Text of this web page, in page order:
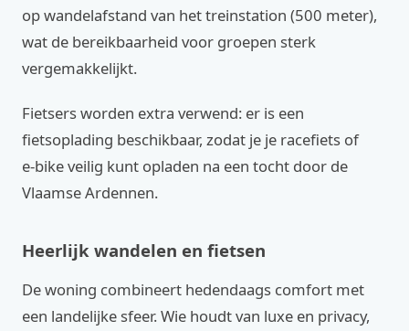
op wandelafstand van het treinstation (500 meter),
wat de bereikbaarheid voor groepen sterk
vergemakkelijkt.
Fietsers worden extra verwend: er is een
fietsoplading beschikbaar, zodat je je racefiets of
e‑bike veilig kunt opladen na een tocht door de
Vlaamse Ardennen.
Heerlijk wandelen en fietsen
De woning combineert hedendaags comfort met
een landelijke sfeer. Wie houdt van luxe en privacy,